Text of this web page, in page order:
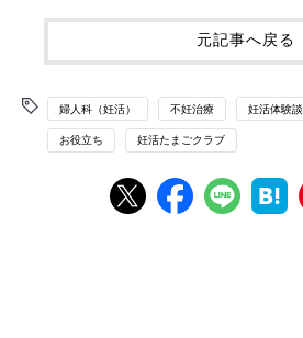
元記事へ戻る
婦人科（妊活） 不妊治療 妊活体験談
お役立ち 妊活たまごクラブ